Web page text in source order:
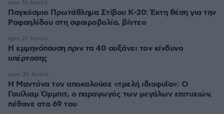
Παγκόσμιο Πρωτάθλημα Στίβου Κ-20: Έκτη θέση για την
Ραφαηλίδου στη σφαιροβολία, βίντεο
πριν 16 λεπτά
Η εμμηνόπαυση πριν τα 40 αυξάνει τον κίνδυνο
υπέρτασης
πριν 21 λεπτά
Η Μαντόνα τον αποκαλούσε «τρελή ιδιοφυΐα»: Ο
Γουίλιαμ Όρμπιτ, ο παραγωγός των μεγάλων επιτυχιών,
πέθανε στα 69 του
πριν 35 λεπτά